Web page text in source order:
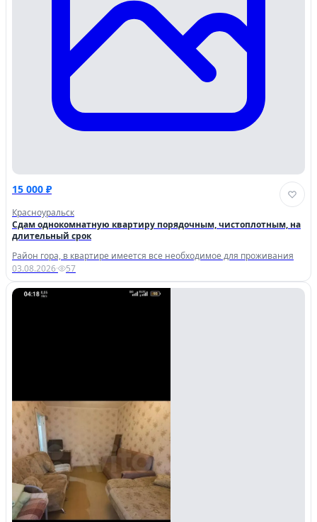
15 000 ₽
Красноуральск
Сдам однокомнатную квартиру порядочным, чистоплотным, на
длительный срок
Район гора, в квартире имеется все необходимое для проживания
03.08.2026· 57